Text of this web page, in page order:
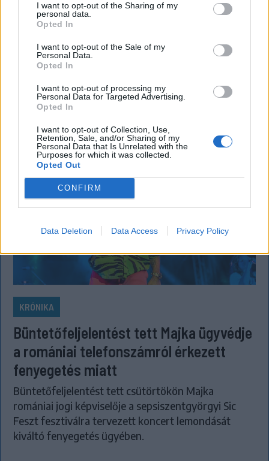
I want to opt-out of the Sharing of my
personal data.
Opted In
I want to opt-out of the Sale of my
Personal Data.
Opted In
I want to opt-out of processing my
Personal Data for Targeted Advertising.
Opted In
I want to opt-out of Collection, Use,
Retention, Sale, and/or Sharing of my
Personal Data that Is Unrelated with the
Purposes for which it was collected.
Opted Out
CONFIRM
Data Deletion Data Access Privacy Policy
Kórházba szállítottak több embert, mezőgazdasági
munkagépek rongálódtak meg, és ideiglenes védelmi
délután súlyos konfliktus alakult ki Csatószegen egy
elsőbbségadási vita nyomán.
KRÓNIKA
Büntetőfeljelentést tett Majka ügyvédje
a romániai telefonszámról érkezett
fenyegetés miatt
Büntetőfeljelentést tett csütörtökön Majka
romániai jogi képviselője a sepsiszentgyörgyi Sic
Feszt fesztiválra tervezett koncert lemondását
kiváltó fenyegetés ügyében.